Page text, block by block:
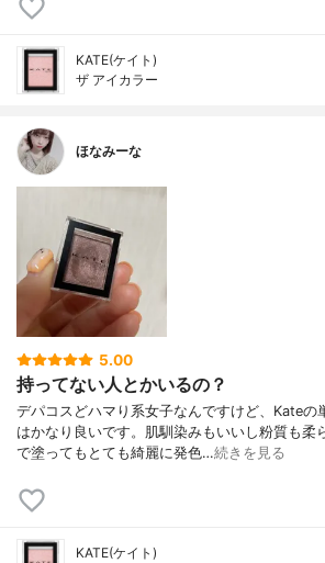
KATE(ケイト)
ザ アイカラー
ほなみーな
5.00
持ってない人とかいるの？
デパコスどハマり系女子なんですけど、Kateの
はかなり良いです。肌馴染みもいいし粉質も柔
で塗ってもとても綺麗に発色…続きを見る
KATE(ケイト)